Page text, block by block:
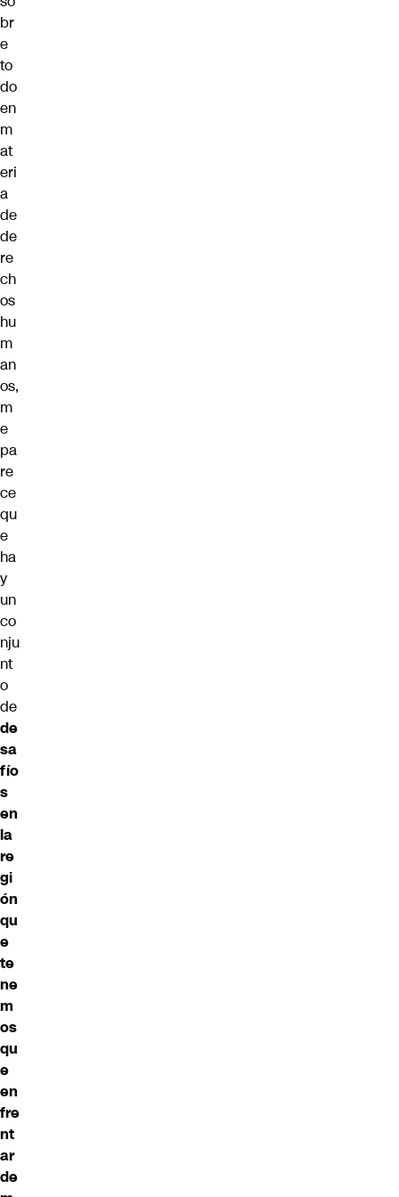
br
e
to
do
en
m
at
eri
a
de
de
re
ch
os
hu
m
an
os,
m
e
pa
re
ce
qu
e
ha
y
un
co
nju
nt
o
de
de
sa
fío
s
en
la
re
gi
ón
qu
e
te
ne
m
os
qu
e
en
fre
nt
ar
de